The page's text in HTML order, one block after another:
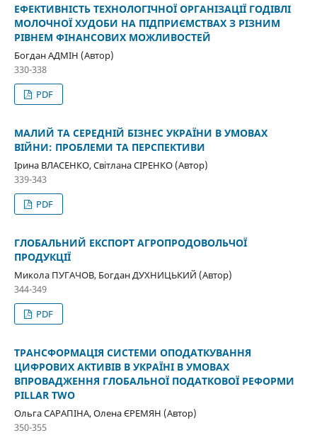
ЕФЕКТИВНІСТЬ ТЕХНОЛОГІЧНОЇ ОРГАНІЗАЦІЇ ГОДІВЛІ
МОЛОЧНОЇ ХУДОБИ НА ПІДПРИЄМСТВАХ З РІЗНИМ
РІВНЕМ ФІНАНСОВИХ МОЖЛИВОСТЕЙ
Богдан АДМІН (Автор)
330-338
PDF
МАЛИЙ ТА СЕРЕДНІЙ БІЗНЕС УКРАЇНИ В УМОВАХ
ВІЙНИ: ПРОБЛЕМИ ТА ПЕРСПЕКТИВИ
Ірина ВЛАСЕНКО, Світлана СІРЕНКО (Автор)
339-343
PDF
ГЛОБАЛЬНИЙ ЕКСПОРТ АГРОПРОДОВОЛЬЧОЇ
ПРОДУКЦІЇ
Микола ПУГАЧОВ, Богдан ДУХНИЦЬКИЙ (Автор)
344-349
PDF
ТРАНСФОРМАЦІЯ СИСТЕМИ ОПОДАТКУВАННЯ
ЦИФРОВИХ АКТИВІВ В УКРАЇНІ В УМОВАХ
ВПРОВАДЖЕННЯ ГЛОБАЛЬНОЇ ПОДАТКОВОЇ РЕФОРМИ
PILLAR TWO
Ольга САРАПІНА, Олена ЄРЕМЯН (Автор)
350-355